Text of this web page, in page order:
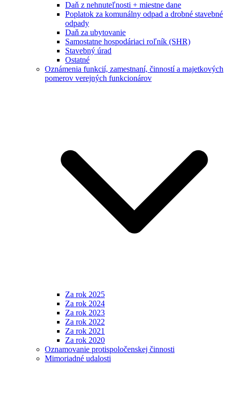
Daň z nehnuteľnosti + miestne dane
Poplatok za komunálny odpad a drobné stavebné
odpady
Daň za ubytovanie
Samostatne hospodáriaci roľník (SHR)
Stavebný úrad
Ostatné
Oznámenia funkcií, zamestnaní, činností a majetkových
pomerov verejných funkcionárov
Za rok 2025
Za rok 2024
Za rok 2023
Za rok 2022
Za rok 2021
Za rok 2020
Oznamovanie protispoločenskej činnosti
Mimoriadné udalosti